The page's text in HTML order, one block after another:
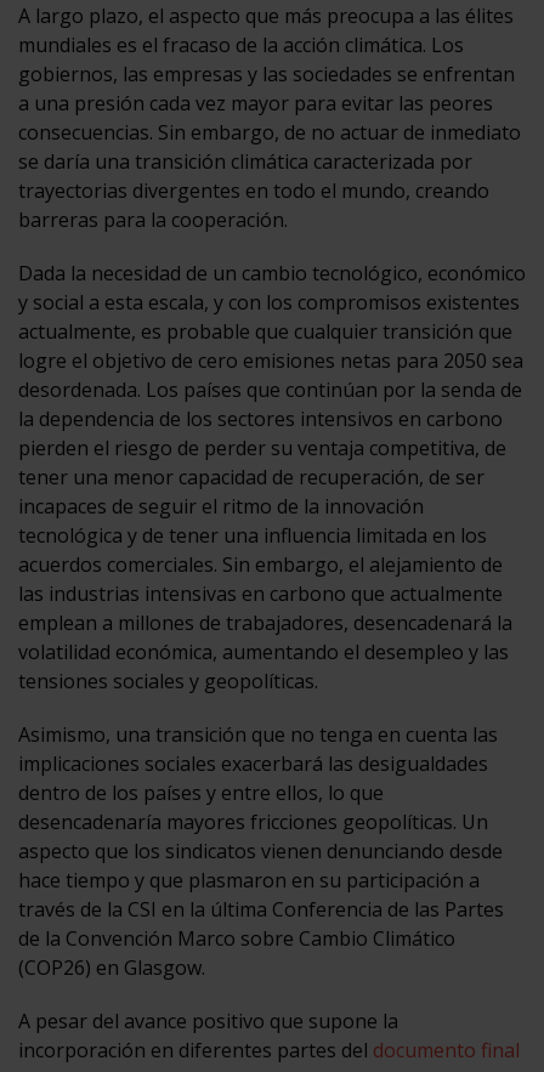
A largo plazo, el aspecto que más preocupa a las élites
mundiales es el fracaso de la acción climática. Los
gobiernos, las empresas y las sociedades se enfrentan
a una presión cada vez mayor para evitar las peores
consecuencias. Sin embargo, de no actuar de inmediato
se daría una transición climática caracterizada por
trayectorias divergentes en todo el mundo, creando
barreras para la cooperación.
Dada la necesidad de un cambio tecnológico, económico
y social a esta escala, y con los compromisos existentes
actualmente, es probable que cualquier transición que
logre el objetivo de cero emisiones netas para 2050 sea
desordenada. Los países que continúan por la senda de
la dependencia de los sectores intensivos en carbono
pierden el riesgo de perder su ventaja competitiva, de
tener una menor capacidad de recuperación, de ser
incapaces de seguir el ritmo de la innovación
tecnológica y de tener una influencia limitada en los
acuerdos comerciales. Sin embargo, el alejamiento de
las industrias intensivas en carbono que actualmente
emplean a millones de trabajadores, desencadenará la
volatilidad económica, aumentando el desempleo y las
tensiones sociales y geopolíticas.
Asimismo, una transición que no tenga en cuenta las
implicaciones sociales exacerbará las desigualdades
dentro de los países y entre ellos, lo que
desencadenaría mayores fricciones geopolíticas. Un
aspecto que los sindicatos vienen denunciando desde
hace tiempo y que plasmaron en su participación a
través de la CSI en la última Conferencia de las Partes
de la Convención Marco sobre Cambio Climático
(COP26) en Glasgow.
A pesar del avance positivo que supone la
incorporación en diferentes partes del documento final